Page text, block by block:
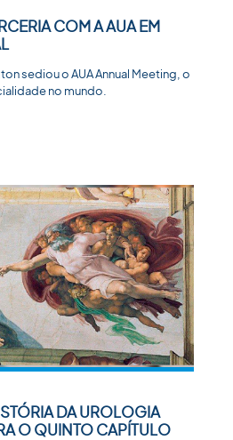
COM A AUA EM
sediou o AUA Annual Meeting, o
no mundo.
DA UROLOGIA
O QUINTO CAPÍTULO